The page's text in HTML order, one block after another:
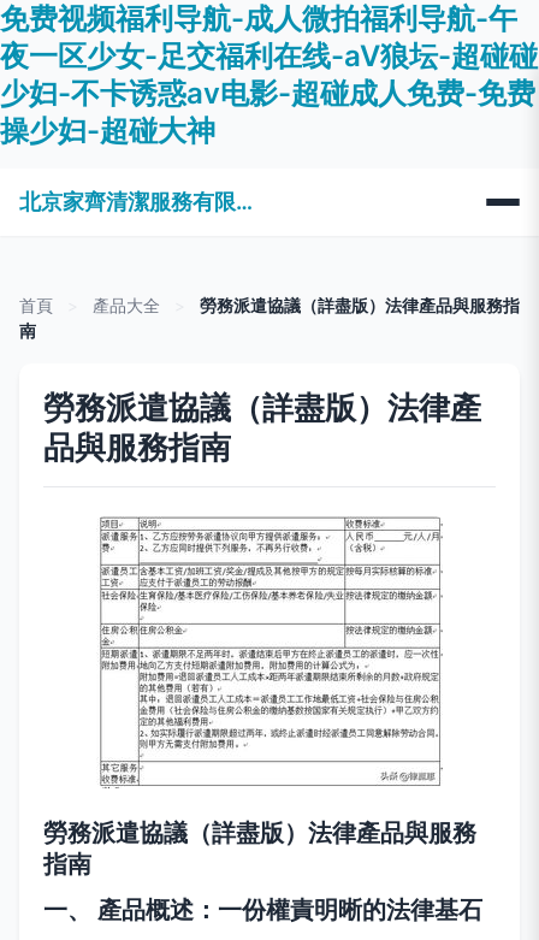
免费视频福利导航-成人微拍福利导航-午
夜一区少女-足交福利在线-aV狼坛-超碰碰
少妇-不卡诱惑av电影-超碰成人免费-免费
操少妇-超碰大神
北京家齊清潔服務有限公司
首頁 產品大全
勞務派遣協議（詳盡版）法律產品與服務指
南
勞務派遣協議（詳盡版）法律產
品與服務指南
勞務派遣協議（詳盡版）法律產品與服務
指南
一、 產品概述：一份權責明晰的法律基石